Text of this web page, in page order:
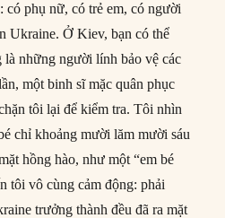
phụ nữ, có trẻ em, có người
Ukraine. Ở Kiev, bạn có thể
là những người lính bảo vệ các
một binh sĩ mặc quân phục
tôi lại để kiểm tra. Tôi nhìn
chỉ khoảng mười lăm mười sáu
hồng hào, như một “em bé
tôi vô cùng cảm động: phải
trưởng thành đều đã ra mặt